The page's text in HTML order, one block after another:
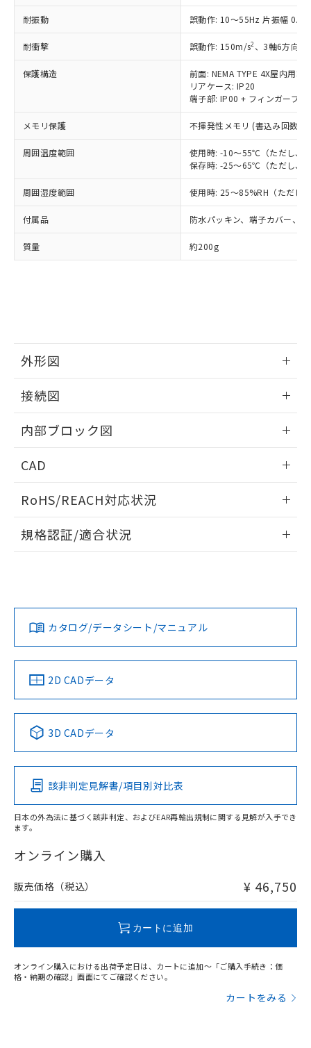
耐振動 誤動作: 10～55Hz 片振幅
耐衝撃 誤動作: 150m/s2 、3軸6方向
保護構造
前面: NEMA TYPE 4X屋内用準
リアケース: IP20
端子部: IP00 + フィンガープ
メモリ保護 不揮発性メモリ (書込み回数:
周囲温度範囲
使用時: -10～55℃（ただし、
保存時: -25～65℃（ただし、
周囲湿度範囲 使用時: 25～85%RH（ただし
付属品 防水パッキン、端子カバー、
質量 約200g
外形図
接続図
端子配置
内部ブロック図
CAD
ドすることができます。
ログイン/会員登録
ダウンロードデータをご利用いただく前に、以下を必ずお読
みください。
ソフトウェアの使用条件
RoHS/REACH対応状況
EU RoHS 注意事項・凡例
対応済み
中国 RoHS 注意事項・凡例
Pb Hg Cd Cr(VI)
O
在庫等で未対応品が混在する可能性があります。
問い合わせください。
規格認証/適合状況
LR型式承認
（イギリス
船舶規格）
DNV型式承認
（ノルウェー
BV型式承認
（フランス
KR型式
（韓国
No No No No
この製品の規格認証/適合状況ページへ
その他の認証はこちらのページからご検索ください
カタログ/データシート/マニュアル
2D CADデータ
3D CADデータ
該非判定見解書/項目別対比表
日本の外為法に基づく該非判定、およびEAR再輸出規制に関する見解が入手でき
ます。
オンライン購入
販売価格（税込） ¥ 46,750
カートに追加
オンライン購入における出荷予定日は、カートに追加～「ご購入手続き：価
格・納期の確認」画面にてご確認ください。
カートをみる
準価格とは異なる場合があることをご
正式な納期状況および標準価格はお客
様のお取引先、またはお客様担当のオ
ムロン制御機器販売店・当社販売員に
オムロン制御機器販売店や当社販売拠
販売ネットワーク
」をご確認
在庫状況および標準価格結果を当社の
事前の承諾なく第三者に漏洩または開
マイパーツ機能（部品リスト作成サー
ビス）をご利用いただくには、I-Web
メンバーズにご登録されている必要が
お客様が当ウェブサイト上で当社にご
登録された部品リストについて、当社
指します。
六価クロム(Cr(Ⅵ)) 1000ppm以下、ポリ臭化ビフェニル
類(PBB) 1000ppm以下、ポリ臭化ジフェニルエーテル類
ル) (DEHP)(別名：DOP) 1000ppm以下、フタル酸ブチ
ルベンジル（BBP） 1000ppm以下、フタル酸ジブチル
（DBP） 1000ppm以下、フタル酸ジイソブチル
(DIBP) 1000ppm以下
但し、RoHS指令で産業用監視および制御機器に対する
フタル酸エステル類の４物質については閾値を超える意
図的な使用がないことを確認しています。
※2 対応予定月
部品在庫の切り替え状況などにより、予定
月が前後することがあります。
※3 非含有証明書ダウンロード
51物質の非含有証明書（当社基準）
※本証明書は発行日時点で非含有を証明す
ものではありません。
また、RoHS指令のフタル酸エステル類４
物質の対応では、対応完了までの期間は出
荷製品に未対応品が混在することから備考
欄に対応日を記載しておりました。
す。
Cr(Ⅵ)(六価クロム) : 1000ppm、 PBBs(ポリ臭化ビフェ
ニル類) : 1000ppm、 PBDEs(ポリ臭化ジフェニルエーテ
DBP(フタル酸ジブチル) : 1000ppm、 DIBP(フタル酸ジ
イソブチル) : 1000ppm、 BBP(フタル酸ブチルベンジ
ル) : 1000ppm、
DEHP(フタル酸ビス(2-エチルヘキシル)) : 1000ppm
※2 環境保護使用期限
「ｅ」：有害物質（10物質）のすべてが基
準値以下であることを示します。
「10」：通常の使用状況下において有害物
質が外部に漏えいし、環境に深刻な影響を
「－」：未確認です。当社販売部門へお問
可)を取得するなどの必要な手続きを
当社は規制貨物を破棄する場合は、完
全に破砕するなど、違法に輸出されな
いよう必要な手段を講じます。
当社は貴社製品を、核兵器、ミサイ
ル、化学兵器、生物兵器またはその他
武器並びにこれらの製造装置等に一切
当社は、貴社製品を第三者に販売する
場合は、上記1、2および3の内容を当
該第三者に通知します。また当社は、
販売先および販売に係わる関係者が違
法に輸出するおそれがある場合は、取
り引きをいたしません。
一定数以上の在庫あり
在庫なし(最新の在庫状況につ
いては、お客様のお取引先、ま
たはお客様担当のオムロン制御
機器販売店・当社販売員にご確
空
受注生産機種、また在庫状況の
情報を公開していない機種